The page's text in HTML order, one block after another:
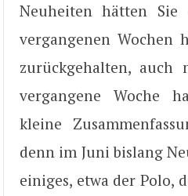
Neuheiten hätten
vergangenen Wochen
zurückgehalten, auch
vergangene Woche
kleine
denn im Juni bislang
einiges, etwa der Polo,